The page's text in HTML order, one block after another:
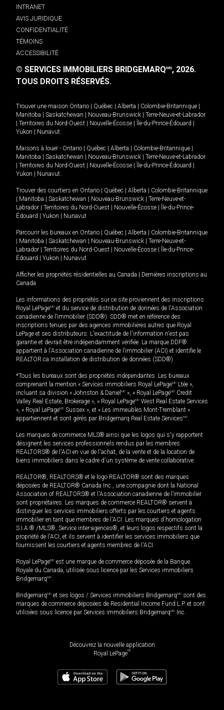
INTRANET
AVIS JURIDIQUE
CONFIDENTIALITÉ
TÉMOINS
ACCESSIBILITÉ
© SERVICES IMMOBILIERS BRIDGEMARQMD, 2026.
TOUS DROITS RÉSERVÉS.
Trouver une maison Ontario Québec Alberta Colombie-Britannique
Manitoba
Saskatchewan Nouveau-Brunswick
Terre-Neuve-et-Labrador
Territoires du Nord-Ouest Nouvelle-Écosse Île-du-Prince-Édouard
Yukon
Nunavut.
Maisons à louer - Ontario Québec Alberta Colombie-Britannique
Manitoba
Saskatchewan Nouveau-Brunswick
Terre-Neuve-et-Labrador
Territoires du Nord-Ouest Nouvelle-Écosse Île-du-Prince-Édouard
Yukon
Nunavut.
Trouver des courtiers en Ontario Québec Alberta
Colombie-Britannique
Manitoba Saskatchewan Nouveau-Brunswick
Terre-Neuve-et-
Labrador
Territoires du Nord-Ouest Nouvelle-Écosse
Île-du-Prince-
Édouard
Yukon Nunavut
Parcourir les bureaux en Ontario Québec Alberta
Colombie-Britannique
Manitoba Saskatchewan Nouveau-Brunswick
Terre-Neuve-et-
Labrador
Territoires du Nord-Ouest Nouvelle-Écosse
Île-du-Prince-
Édouard
Yukon Nunavut
Afficher les propriétés résidentielles au Canada
Dernières inscriptions au
Canada
Les informations des propriétés sur ce site proviennent des inscriptions
Royal LePageMD et du service de distribution de données de l'Association
canadienne de l’immobilier (SDD®). SDD® met en référence des
inscriptions tenues par des agences immobilières autres que Royal
LePage et ses distributeurs. L'exactitude de l'information n'est pas
garantie et devrait être indépendamment vérifiée. La marque DDF®
appartient à l'Association canadienne de l’immobilier (ACI) et identifie le
REALTOR.ca Installation de distribution de données (SDD®).
*Tous les bureaux sont des propriétés indépendantes. Les bureaux
comprenant la mention « Services immobiliers Royal LePageMD Ltée »,
incluant sa division « Johnston & Daniel MD », « Royal LePageMD Credit
Valley Real Estate, Brokerage », « Royal LePageMD West Real Estate Services
», « Royal LePageMD Sussex », et « Les immeubles Mont-Tremblant »
appartiennent et sont gérés par Bridgemarq Real Estate ServicesMD.
Les marques de commerce MLS® ainsi que les logos qui s'y rapportent
désignent les services professionnels rendus par les membres
REALTORS® de l'ACI en vue de l'achat, de la vente et de la location de
biens immobiliers dans le cadre d'un système de vente collaborative.
REALTOR®, REALTORS® et le logo REALTOR® sont des marques
déposées de REALTOR® Canada Inc., une compagnie dont la National
Association of REALTORS® et l'Association canadienne de l’immobilier
sont propriétaires. Les marques de commerce REALTOR® servent à
distinguer les services immobiliers offerts par les courtiers et agents
immobilier en tant que membres de l'ACI. Les marques d'homologation
S.I.A.® /MLS®, Service inter-agences®, et leurs logos respectifs sont la
propriété de l'ACI, et ils servent à identifier les services immobiliers que
fournissent les courtiers et agents membres de l'ACI.
Royal LePageMD est une marque de commerce déposée de la Banque
Royale du Canada, utilisée sous licence par les Services immobiliers
BridgemarqMD.
BridgemarqMD et ses logos / Services immobiliers BridgemarqMD sont des
marques de commerce déposées de Residential Income Fund L.P. et sont
utilisées sous licence par Services immobiliers BridgemarqMD Inc.
Découvrez la nouvelle application
Royal LePageMD